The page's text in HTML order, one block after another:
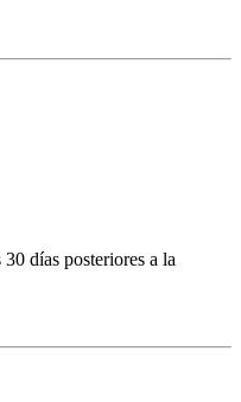
días posteriores a la